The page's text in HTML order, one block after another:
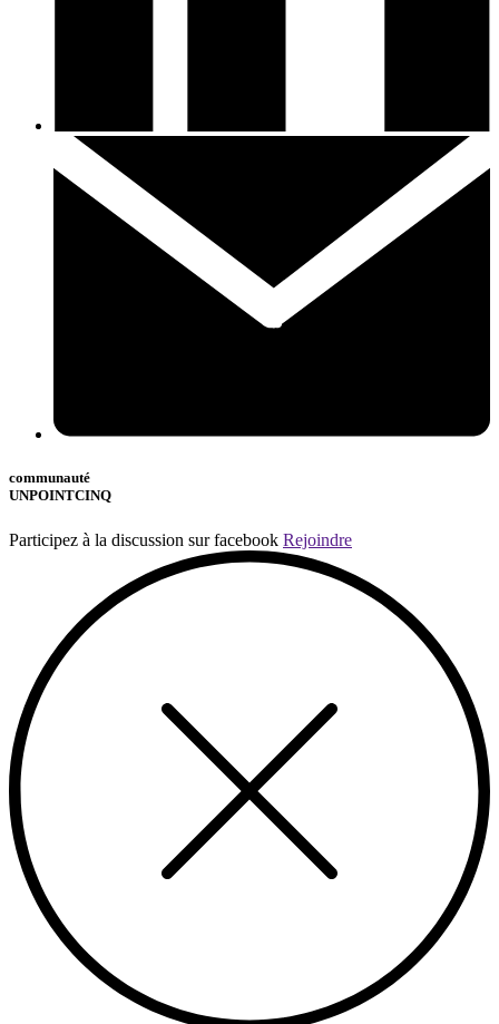
communauté
UNPOINTCINQ
Participez à la discussion sur facebook Rejoindre